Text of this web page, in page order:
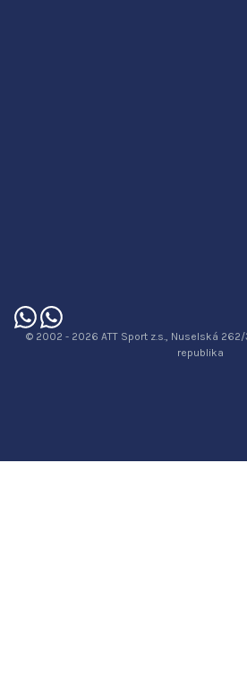
© 2002 - 2026 ATT Sport z.s., Nuselská 262/
republika